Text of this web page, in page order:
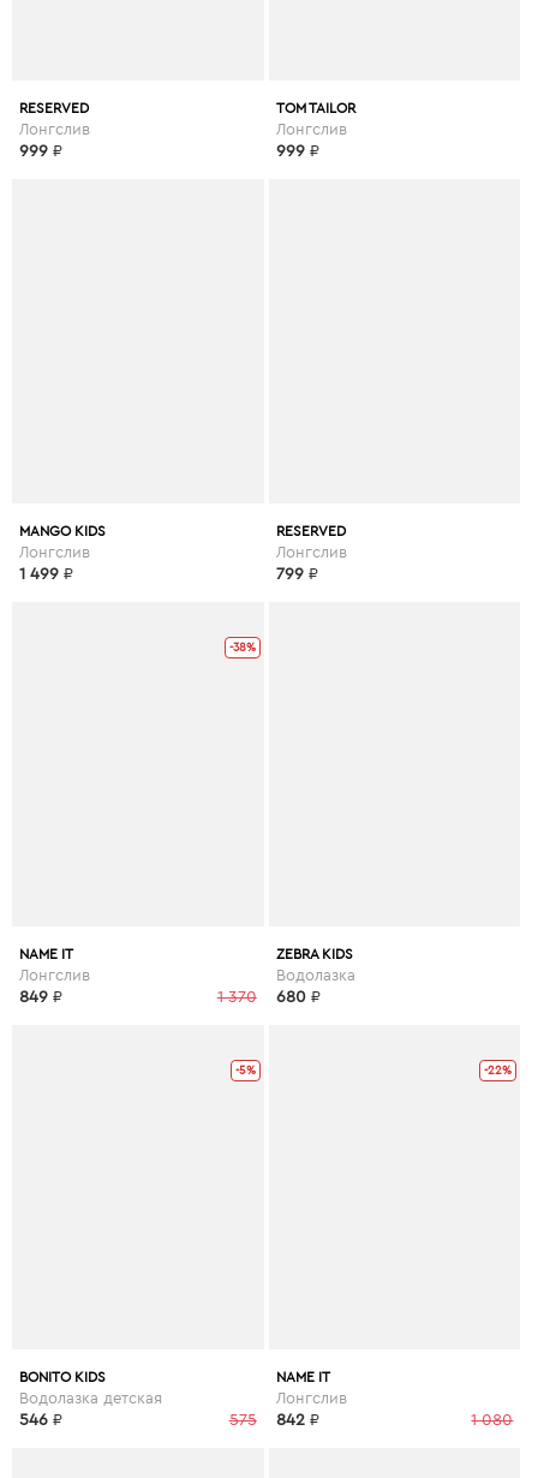
RESERVED
Лонгслив
999 ₽
TOM TAILOR
Лонгслив
999 ₽
MANGO KIDS
Лонгслив
1 499 ₽
RESERVED
Лонгслив
799 ₽
-38%
NAME IT
Лонгслив
1 370
849 ₽
ZEBRA KIDS
Водолазка
680 ₽
-5%
BONITO KIDS
Водолазка детская
575
546 ₽
-22%
NAME IT
Лонгслив
1 080
842 ₽